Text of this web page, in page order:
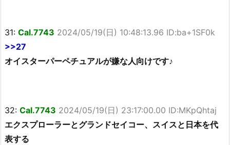
31: Cal.7743 2024/05/19(日) 10:48:13.96 ID:ba+1SF0k
>>27
オイスターパーペチュアルが嫌な人向けです♪
32: Cal.7743 2024/05/19(日) 23:17:00.00 ID:MKpQhtaj
エクスプローラーとグランドセイコー、スイスと日本を代
表する